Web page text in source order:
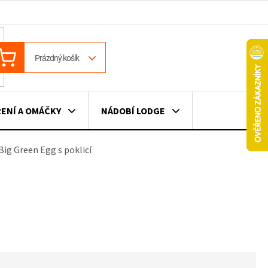
Prázdný košík
A OMÁČKY NÁDOBÍ LODGE
VÍNO
Green Egg s poklicí